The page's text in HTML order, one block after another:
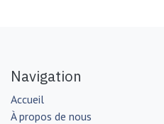
Navigation
Accueil
À propos de nous